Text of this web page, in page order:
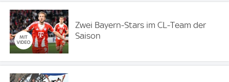
Zwei Bayern-Stars im CL-Team der
Saison